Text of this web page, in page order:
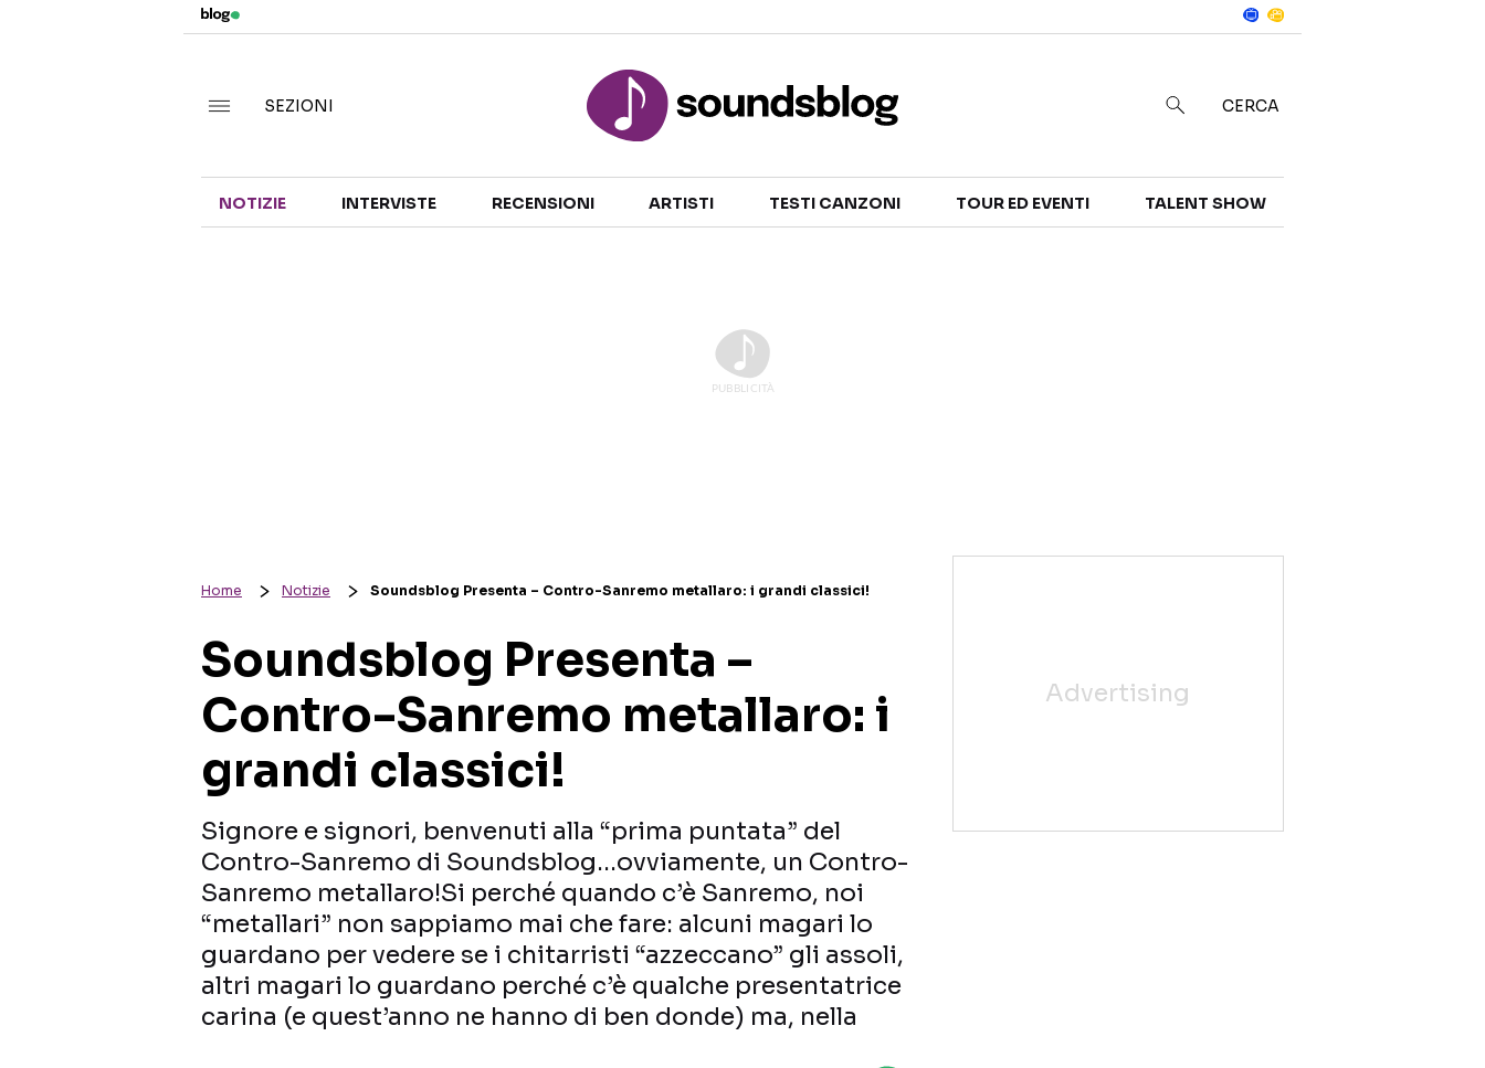
TALENT SHOW
SEZIONI CERCA
NOTIZIE INTERVISTE RECENSIONI ARTISTI TESTI CANZONI TOUR ED EVENTI TALENT SHOW
Home Notizie Soundsblog Presenta – Contro-Sanremo metallaro: i grandi classici!
Soundsblog Presenta –
Contro-Sanremo metallaro: i
grandi classici!
Signore e signori, benvenuti alla “prima puntata” del
Contro-Sanremo di Soundsblog…ovviamente, un Contro-
Sanremo metallaro!Si perché quando c’è Sanremo, noi
“metallari” non sappiamo mai che fare: alcuni magari lo
guardano per vedere se i chitarristi “azzeccano” gli assoli,
altri magari lo guardano perché c’è qualche presentatrice
carina (e quest’anno ne hanno di ben donde) ma, nella